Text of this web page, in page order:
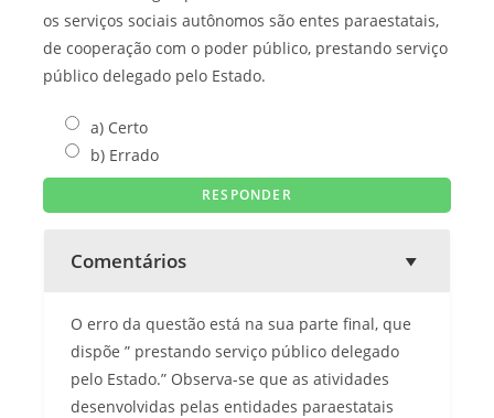
os serviços sociais autônomos são entes paraestatais,
de cooperação com o poder público, prestando serviço
público delegado pelo Estado.
a) Certo
b) Errado
Comentários
O erro da questão está na sua parte final, que
dispõe ” prestando serviço público delegado
pelo Estado.” Observa-se que as atividades
desenvolvidas pelas entidades paraestatais